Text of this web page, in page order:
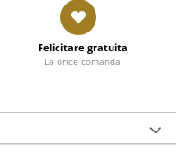
Felicitare gratuita
La orice comanda